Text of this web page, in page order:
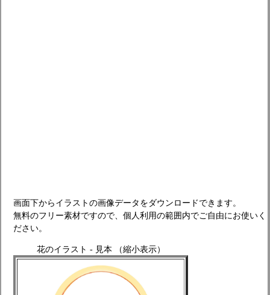
画面下からイラストの画像データをダウンロードできます。
無料のフリー素材ですので、個人利用の範囲内でご自由にお使いく
ださい。
花のイラスト - 見本 （縮小表示）